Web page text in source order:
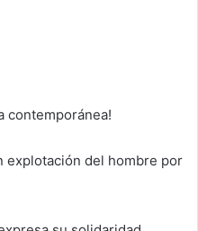
contemporánea!
explotación del hombre por